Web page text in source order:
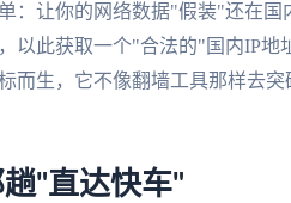
：让你的网络数据"假装"还在
以此获取一个"合法的"国内IP
而生，它不像翻墙工具那样去
"直达快车"